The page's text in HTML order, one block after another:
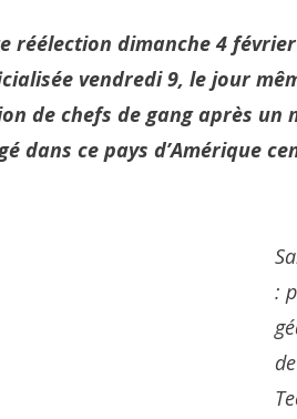
réélection dimanche 4
vendredi 9, le jour
de chefs de gang après un
dans ce pays d’Amérique
:
de